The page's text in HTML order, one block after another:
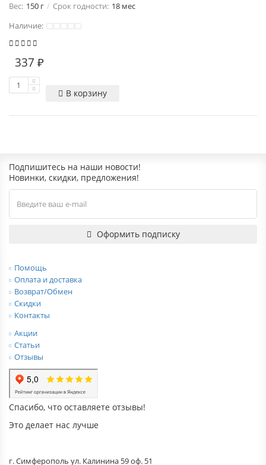
Вес: 150 г Срок годности: 18 мес
Наличие:
337 ₽
В корзину
Подпишитесь на наши новости!
Новинки, скидки, предложения!
Оформить подписку
Помощь
Оплата и доставка
Возврат/Обмен
Скидки
Контакты
Акции
Статьи
Отзывы
Спасибо, что оставляете отзывы!
Это делает нас лучше
г. Симферополь ул. Калинина 59 оф. 51